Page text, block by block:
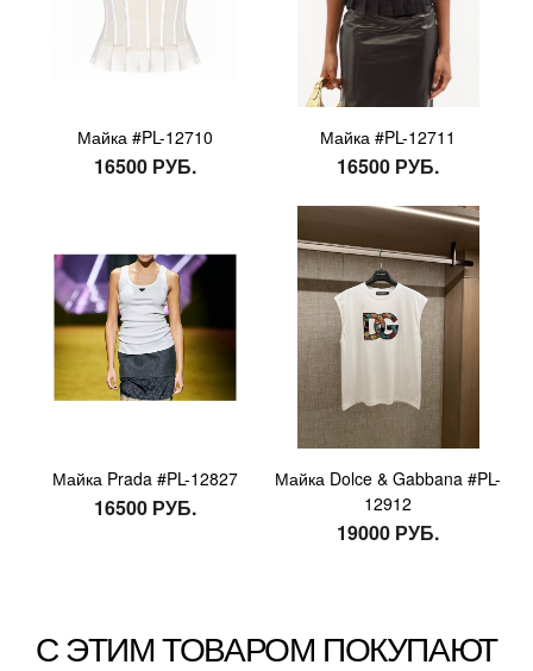
Майка #PL-12710
16500 РУБ.
Майка #PL-12711
16500 РУБ.
Майка Prada #PL-12827
16500 РУБ.
Майка Dolce & Gabbana #PL-
12912
19000 РУБ.
С ЭТИМ ТОВАРОМ ПОКУПАЮТ